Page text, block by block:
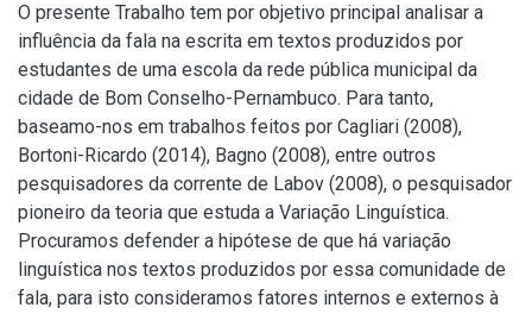
O presente Trabalho tem por objetivo principal analisar a
influência da fala na escrita em textos produzidos por
estudantes de uma escola da rede pública municipal da
cidade de Bom Conselho-Pernambuco. Para tanto,
baseamo-nos em trabalhos feitos por Cagliari (2008),
Bortoni-Ricardo (2014), Bagno (2008), entre outros
pesquisadores da corrente de Labov (2008), o pesquisador
pioneiro da teoria que estuda a Variação Linguística.
Procuramos defender a hipótese de que há variação
linguística nos textos produzidos por essa comunidade de
fala, para isto consideramos fatores internos e externos à